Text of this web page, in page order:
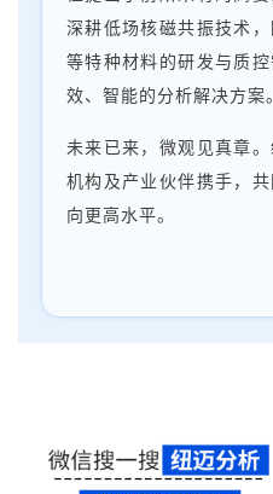
深耕低场核磁共振技术
等特种材料的研发与质
效、智能的分析解决方案。
未来已来，微观见真章
机构及产业伙伴携手，
向更高水平。